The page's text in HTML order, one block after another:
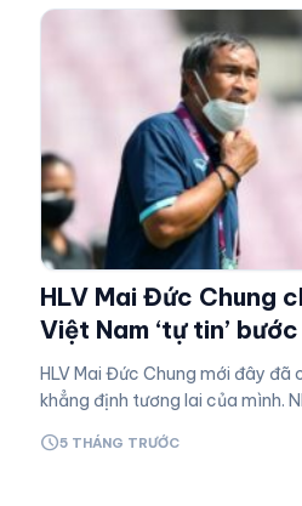
HLV Mai Đức Chung
Việt Nam ‘tự tin’
HLV Mai Đức Chung mới đây đã
khẳng định tương lai của mình.
schedule5 THÁNG TRƯỚC